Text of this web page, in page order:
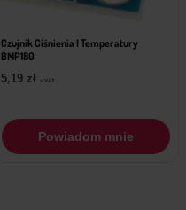
Czujnik Ciśnienia I Temperatury
BMP180
5,19 zł z VAT
Powiadom mnie